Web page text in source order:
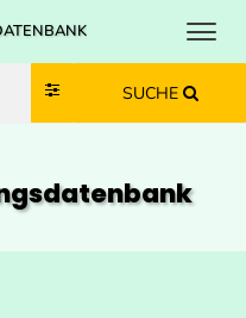
Zum Inhalt springen
Zum Navmenü springen
Zur Suche springen
Zur Footer springen
SUCHE